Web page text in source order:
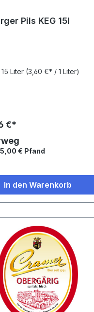
Pils KEG 15l
15 Liter (3,60 €* / 1 Liter)
€*
€ Pfand
In den Warenkorb